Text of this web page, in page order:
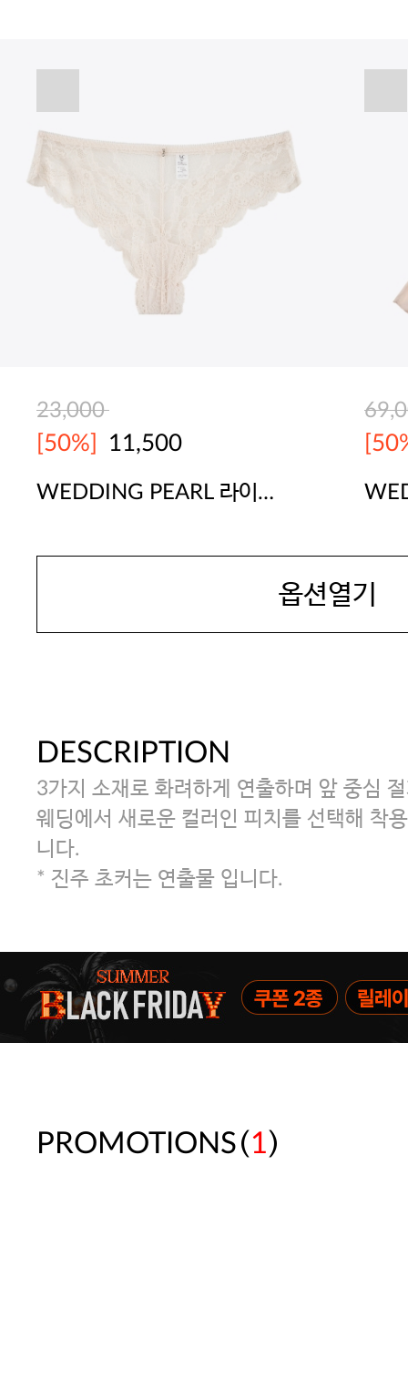
23,000
[50%] 11,500
WEDDING PEARL 라이트
옵션열기
DESCRIPTION
3가지 소재로 화려하게 연출하며 앞 중심
웨딩에서 새로운 컬러인 피치를 선택해 착
니다.
* 진주 초커는 연출물 입니다.
PROMOTIONS(1)